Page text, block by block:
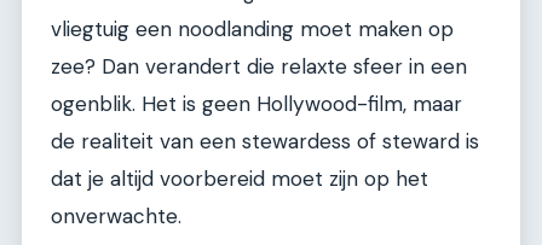
vliegtuig een noodlanding moet maken op
zee? Dan verandert die relaxte sfeer in een
ogenblik. Het is geen Hollywood-film, maar
de realiteit van een stewardess of steward is
dat je altijd voorbereid moet zijn op het
onverwachte.